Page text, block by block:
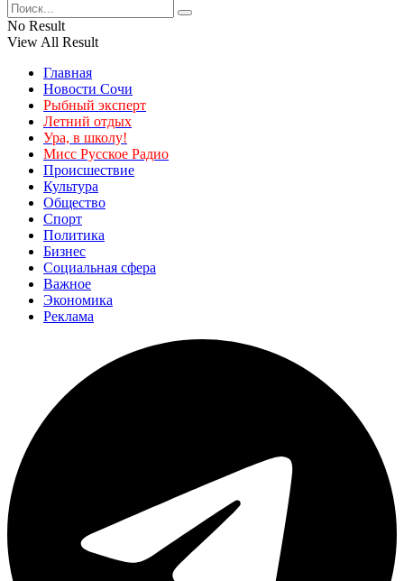
No Result
View All Result
Главная
Новости Сочи
Рыбный эксперт
Летний отдых
Ура, в школу!
Мисс Русское Радио
Происшествие
Культура
Общество
Спорт
Политика
Бизнес
Социальная сфера
Важное
Экономика
Реклама